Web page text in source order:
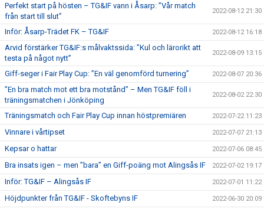
Perfekt start på hösten – TG&IF vann i Åsarp: ”Vår match
från start till slut”
2022-08-12 21:30
Inför: Åsarp-Trädet FK – TG&IF 2022-08-12 16:18
Arvid förstärker TG&IF:s målvaktssida: ”Kul och lärorikt att
testa på något nytt”
2022-08-09 13:15
Giff-seger i Fair Play Cup: ”En väl genomförd turnering” 2022-08-07 20:36
”En bra match mot ett bra motstånd” – Men TG&IF föll i
träningsmatchen i Jönköping
2022-08-02 22:30
Träningsmatch och Fair Play Cup innan höstpremiären 2022-07-22 11:23
Vinnare i vårtipset 2022-07-07 21:13
Kepsar o hattar 2022-07-06 08:45
Bra insats igen – men ”bara” en Giff-poäng mot Alingsås IF 2022-07-02 19:17
Inför: TG&IF – Alingsås IF 2022-07-01 11:22
Höjdpunkter från TG&IF - Skoftebyns IF 2022-06-30 20:09